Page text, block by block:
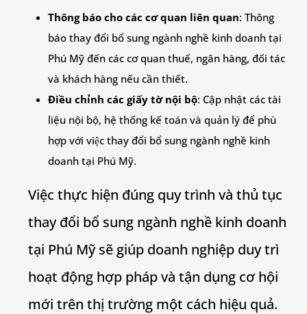
Thông báo cho các cơ quan liên quan: Thông
báo thay đổi bổ sung ngành nghề kinh doanh tại
Phú Mỹ đến các cơ quan thuế, ngân hàng, đối tác
và khách hàng nếu cần thiết.
Điều chỉnh các giấy tờ nội bộ: Cập nhật các tài
liệu nội bộ, hệ thống kế toán và quản lý để phù
hợp với việc thay đổi bổ sung ngành nghề kinh
doanh tại Phú Mỹ.
Việc thực hiện đúng quy trình và thủ tục
thay đổi bổ sung ngành nghề kinh doanh
tại Phú Mỹ sẽ giúp doanh nghiệp duy trì
hoạt động hợp pháp và tận dụng cơ hội
mới trên thị trường một cách hiệu quả.